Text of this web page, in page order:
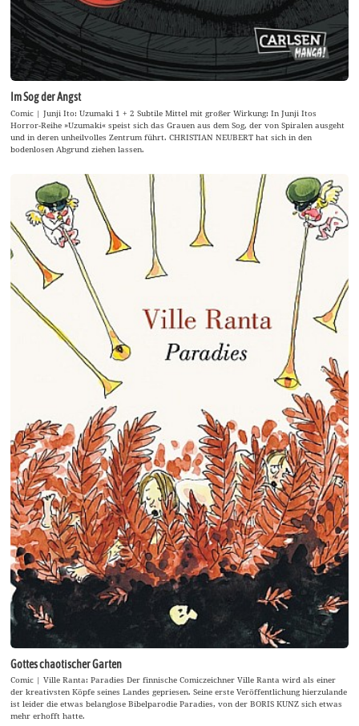
Im Sog der Angst
Comic | Junji Ito: Uzumaki 1 + 2 Subtile Mittel mit großer Wirkung: In Junji Itos
Horror-Reihe »Uzumaki« speist sich das Grauen aus dem Sog, der von Spiralen ausgeht
und in deren unheilvolles Zentrum führt. CHRISTIAN NEUBERT hat sich in den
bodenlosen Abgrund ziehen lassen.
Gottes chaotischer Garten
Comic | Ville Ranta: Paradies Der finnische Comiczeichner Ville Ranta wird als einer
der kreativsten Köpfe seines Landes gepriesen. Seine erste Veröffentlichung hierzulande
ist leider die etwas belanglose Bibelparodie Paradies, von der BORIS KUNZ sich etwas
mehr erhofft hatte.